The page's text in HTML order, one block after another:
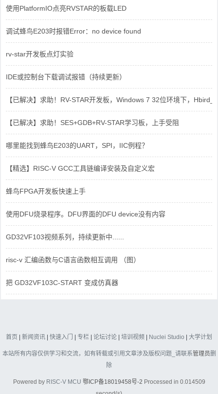
使用PlatformIO点亮RVSTAR的板载LED
调试蜂鸟E203时报错Error：no device found
rv-star开发板点灯实验
IDE或控制台下载调试报错（持续更新）
【已解决】求助！RV-STAR开发板，Windows 7 32位环境下，
【已解决】求助！SES+GDB+RV-STAR学习板，上手受阻
哪里能找到蜂鸟E203的UART，SPI，IIC例程？
【精选】RISC-V GCC工具链编译安装及自定义宏
蜂鸟FPGA开发板快速上手
使用DFU烧录程序。DFU界面的DFU device没有内容
GD32VF103视频系列，持续更新中......
risc-v 汇编函数与C语言函数相互调用 （图）
把 GD32VF103C-START 变成仿真器
首页 | 新闻资讯 | 快速入门 | 专栏 | 论坛讨论 | 培训视频 | Nuclei Studio | 大学计划
本站所有内容仅供学习和交流，如有转载或引用文章涉及版权问题_请联系管理员删
除
Powered by RISC-V MCU 鄂ICP备18019458号-2 Processed in 0.014509